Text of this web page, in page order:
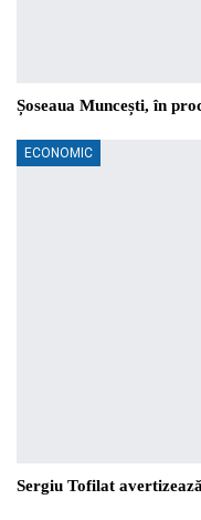
Șoseaua Muncești, în
ECONOMIC
Sergiu Tofilat